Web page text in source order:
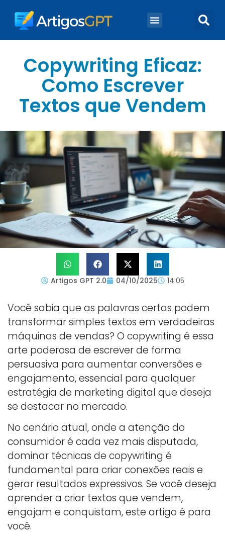
Copywriting Eficaz:
Como Escrever
Textos que Vendem
Artigos GPT 2.0 04/10/2025 14:05
Você sabia que as palavras certas podem
transformar simples textos em verdadeiras
máquinas de vendas? O copywriting é essa
arte poderosa de escrever de forma
persuasiva para aumentar conversões e
engajamento, essencial para qualquer
estratégia de marketing digital que deseja
se destacar no mercado.
No cenário atual, onde a atenção do
consumidor é cada vez mais disputada,
dominar técnicas de copywriting é
fundamental para criar conexões reais e
gerar resultados expressivos. Se você deseja
aprender a criar textos que vendem,
engajam e conquistam, este artigo é para
você.